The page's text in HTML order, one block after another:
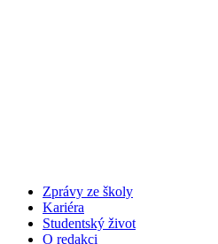
Zprávy ze školy
Kariéra
Studentský život
O redakci